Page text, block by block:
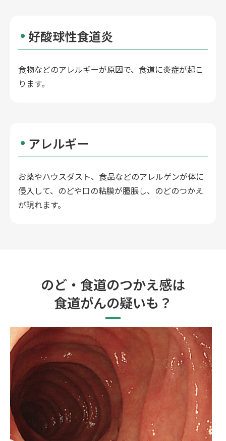
好酸球性食道炎
食物などのアレルギーが原因で、食道に炎症が起こ
ります。
アレルギー
お薬やハウスダスト、食品などのアレルゲンが体に
侵入して、のどや口の粘膜が腫脹し、のどのつかえ
が現れます。
のど・食道のつかえ感は
食道がんの疑いも？